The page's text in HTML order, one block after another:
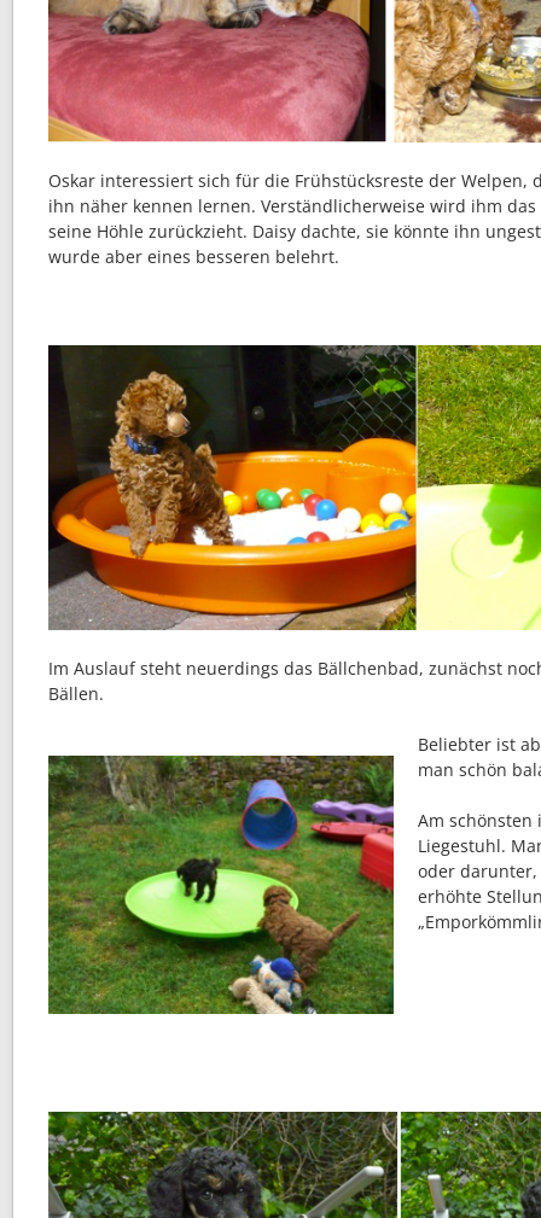
Oskar interessiert sich für die Frühstücksreste der Welpen,
ihn näher kennen lernen. Verständlicherweise wird ihm
seine Höhle zurückzieht. Daisy dachte, sie könnte ihn
wurde aber eines besseren belehrt.
Im Auslauf steht neuerdings das Bällchenbad, zunächst
Bällen.
Beliebter ist
man schön
Am schönsten
Liegestuhl.
oder
erhöhte